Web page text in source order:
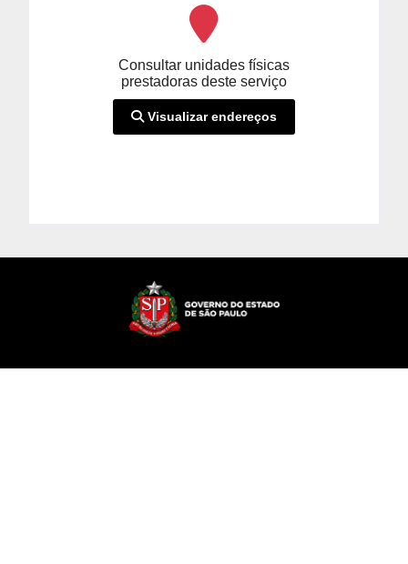
Consultar unidades físicas
prestadoras deste serviço
Visualizar endereços